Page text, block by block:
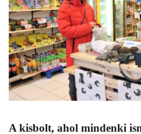
A kisbolt, ahol mindenki